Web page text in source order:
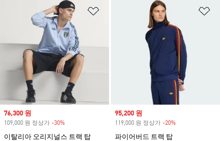
위시리스트 담기
Sale price
76,300 원
109,000 원 정상가 -30%
이탈리아 오리지널스 트랙 탑
Sale price
95,200 원
119,000 원 정상가 -20%
파이어버드 트랙 탑